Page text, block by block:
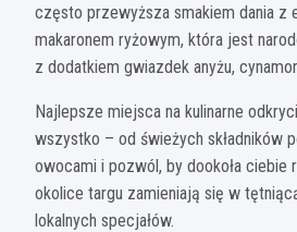
często przewyższa smakiem dania z
makaronem ryżowym, która jest
z dodatkiem gwiazdek anyżu,
Najlepsze miejsca na kulinarne
wszystko – od świeżych składników
owocami i pozwól, by dookoła ciebie
okolice targu zamieniają się w
lokalnych specjałów.